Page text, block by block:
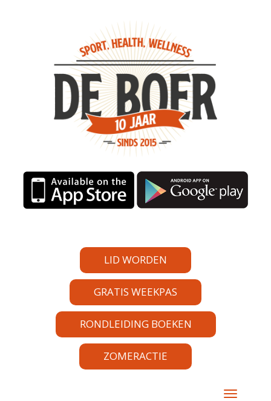
LID WORDEN
GRATIS WEEKPAS
RONDLEIDING BOEKEN
ZOMERACTIE
TOGGLE